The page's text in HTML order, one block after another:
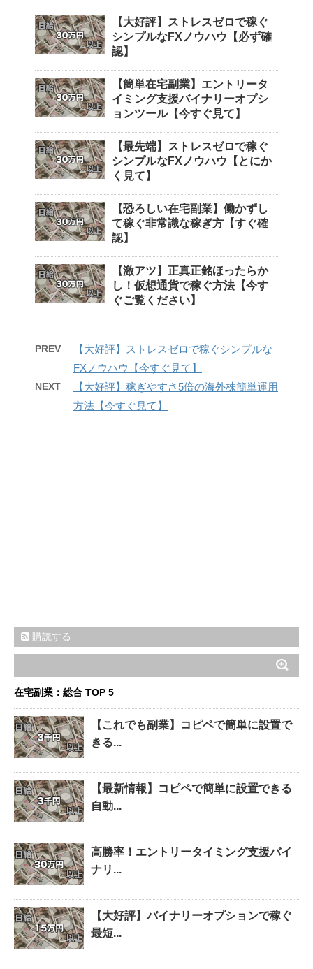
【大好評】ストレスゼロで稼ぐ
シンプルなFXノウハウ【必ず確
認】
【簡単在宅副業】エントリータ
イミング支援バイナリーオプシ
ョンツール【今すぐ見て】
【最先端】ストレスゼロで稼ぐ
シンプルなFXノウハウ【とにか
く見て】
【恐ろしい在宅副業】働かずし
て稼ぐ非常識な稼ぎ方【すぐ確
認】
【激アツ】正真正銘ほったらか
し！仮想通貨で稼ぐ方法【今す
ぐご覧ください】
PREV
【大好評】ストレスゼロで稼ぐシンプルな
FXノウハウ【今すぐ見て】
NEXT
【大好評】稼ぎやすさ5倍の海外株簡単運用
方法【今すぐ見て】
購読する
在宅副業：総合 TOP 5
【これでも副業】コピペで簡単に設置で
きる...
【最新情報】コピペで簡単に設置できる
自動...
高勝率！エントリータイミング支援バイ
ナリ...
【大好評】バイナリーオプションで稼ぐ
最短...